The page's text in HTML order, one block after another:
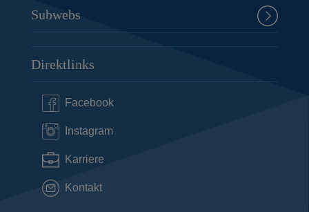
Subwebs
Direktlinks
Facebook
Instagram
Karriere
Kontakt